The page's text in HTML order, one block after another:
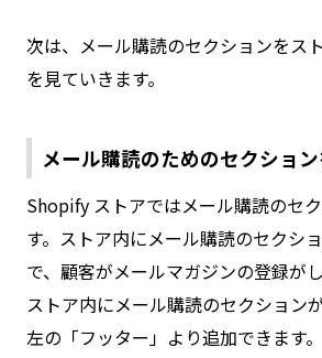
次は、メール購読のセクションをス
を見ていきます。
メール購読のためのセクショ
Shopify ストアではメール購読のセ
す。ストア内にメール購読のセクシ
で、顧客がメールマガジンの登録が
ストア内にメール購読のセクション
左の「フッター」より追加できます。